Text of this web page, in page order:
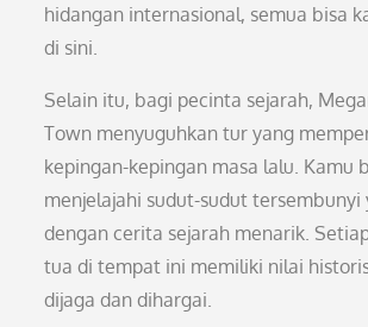
hidangan internasional, semua bisa
di sini.
Selain itu, bagi pecinta sejarah,
Town menyuguhkan tur yang
kepingan-kepingan masa lalu. Kamu
menjelajahi sudut-sudut tersembunyi
dengan cerita sejarah menarik.
tua di tempat ini memiliki nilai
dijaga dan dihargai.